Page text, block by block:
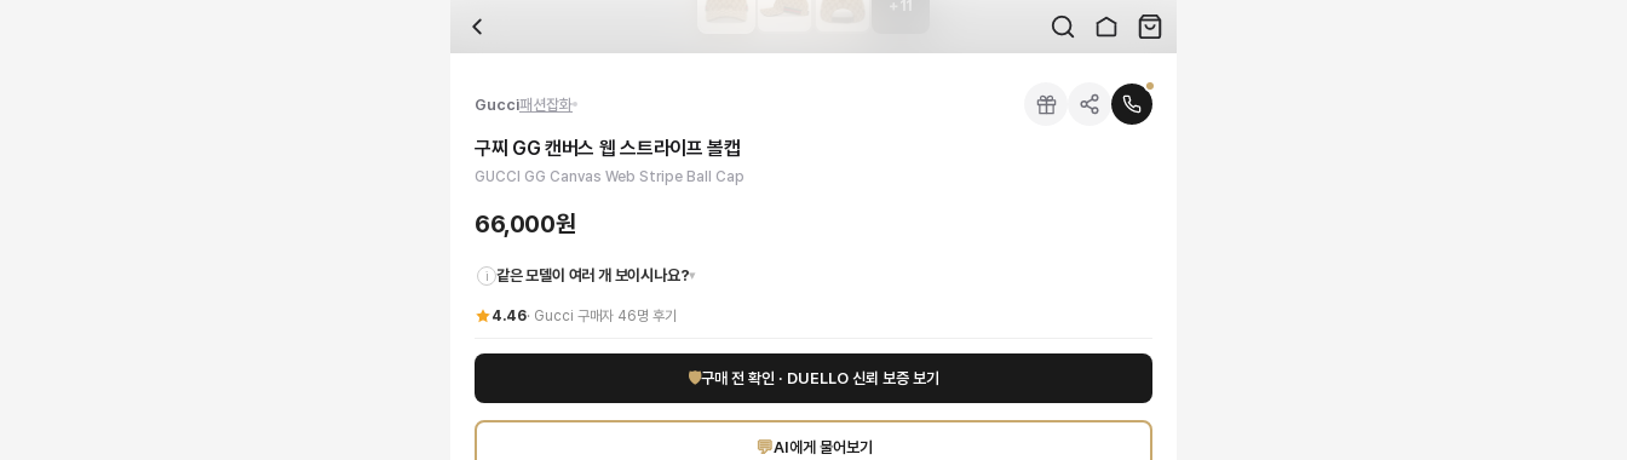
전문 스태프가 실물 상품을 직접 확인한 후 검수 사진을 제공합니다. 가죽 재질, 로고 각인, 스티치 간격, 하드웨어 색상, 내부 마감을 확인하며, 상품당 평균 4~8장의 검수 사진을 받아보실 수 있습니다.
수령 후 7일 이내 신청하시면 상품 하자, 사이즈 불일치, 고객 변심 모두 교환·반품이 가능합니다. 고객 변심 시 반품 배송비는 고객 부담이며, 상품 하자 시에는 무료입니다.
네, 쿠폰과 적립금을 결제 시 함께 사용하실 수 있습니다. 적립금은 1,000원 이상부터 사용 가능합니다.
GUCCI GG 캔버스 웹 스트라이프 볼캡으로 트렌디한 스타일을 완성하세요. 베이직한 베이지 색상과 아이코닉한 GG 캔버스, 웹 스트라이프 디테일이 조화를 이룹니다. 남여공용으로 편안하게 착용 가능하며, 어떤 룩에도 고급스러움을 더해줍니다.
을 DUELLO에서 만나보세요. 고퀄리티 하이엔드 인증 상품. 무료배송.
Gucci패션잡화
구찌 GG 캔버스 웹 스트라이프 볼캡
GUCCI GG Canvas Web Stripe Ball Cap
66,000원
i 같은 모델이 여러 개 보이시나요?▾
4.46· Gucci 구매자 46명 후기
🛡구매 전 확인 · DUELLO 신뢰 보증 보기
💬AI에게 물어보기